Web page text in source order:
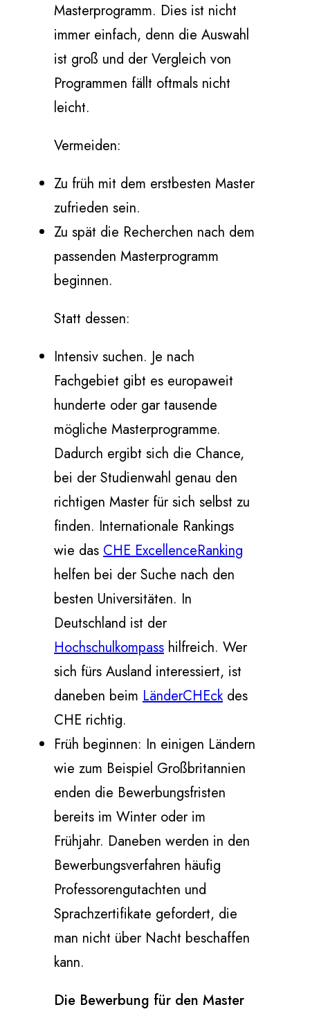
Masterprogramm. Dies ist nicht
immer einfach, denn die Auswahl
ist groß und der Vergleich von
Programmen fällt oftmals nicht
leicht.
Vermeiden:
Zu früh mit dem erstbesten Master
zufrieden sein.
Zu spät die Recherchen nach dem
passenden Masterprogramm
beginnen.
Statt dessen:
Intensiv suchen. Je nach
Fachgebiet gibt es europaweit
hunderte oder gar tausende
mögliche Masterprogramme.
Dadurch ergibt sich die Chance,
bei der Studienwahl genau den
richtigen Master für sich selbst zu
finden. Internationale Rankings
wie das CHE ExcellenceRanking
helfen bei der Suche nach den
besten Universitäten. In
Deutschland ist der
Hochschulkompass hilfreich. Wer
sich fürs Ausland interessiert, ist
daneben beim LänderCHEckdes
CHE richtig.
Früh beginnen: In einigen Ländern
wie zum Beispiel Großbritannien
enden die Bewerbungsfristen
bereits im Winter oder im
Frühjahr. Daneben werden in den
Bewerbungsverfahren häufig
Professorengutachten und
Sprachzertifikate gefordert, die
man nicht über Nacht beschaffen
kann.
Die Bewerbung für den Master